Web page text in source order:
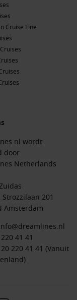
unieke lage
vast, terwijl je
Cruise Line
wordt
door
Netherlands
201
Amsterdam
41 41
220 41 41 (Vanuit